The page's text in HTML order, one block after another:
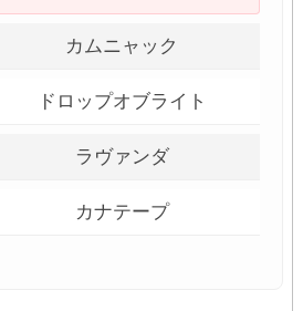
カムニャック
ドロップオブライト
ラヴァンダ
カナテープ